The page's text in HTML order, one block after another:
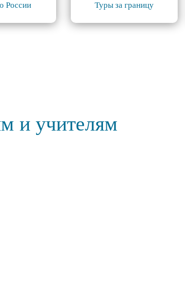
России Туры за границу
и учителям